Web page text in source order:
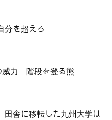
分を超えろ
威力 階段を登る熊
田舎に移転した九州大学は